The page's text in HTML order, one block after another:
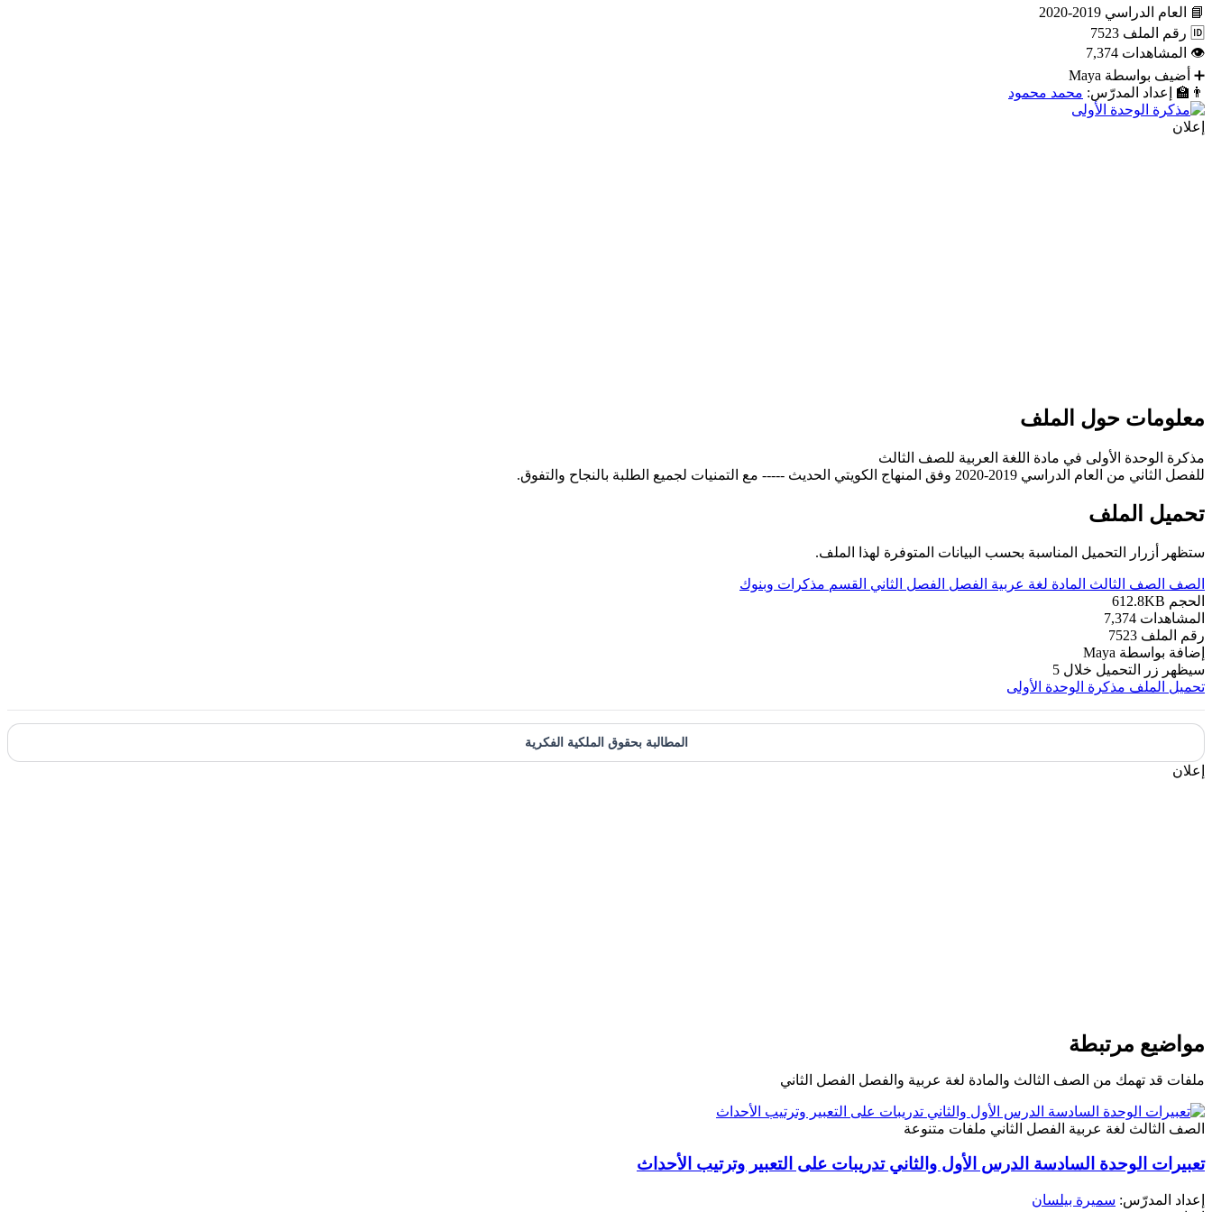
📘 العام الدراسي 2019-2020
🆔 رقم الملف 7523
👁 المشاهدات 7,374
➕ أضيف بواسطة Maya
👨‍🏫
إعداد المدرّس: محمد محمود
إعلان
معلومات حول الملف
مذكرة الوحدة الأولى في مادة اللغة العربية للصف الثالث
للفصل الثاني من العام الدراسي 2019-2020 وفق المنهاج الكويتي الحديث ----- مع التمنيات لجميع الطلبة بالنجاح والتفوق.
تحميل الملف
ستظهر أزرار التحميل المناسبة بحسب البيانات المتوفرة لهذا الملف.
الصف الصف الثالث المادة لغة عربية الفصل الفصل الثاني القسم مذكرات وبنوك
الحجم 612.8KB
المشاهدات 7,374
رقم الملف 7523
إضافة بواسطة Maya
سيظهر زر التحميل خلال 5
تحميل الملف مذكرة الوحدة الأولى
المطالبة بحقوق الملكية الفكرية
إعلان
مواضيع مرتبطة
ملفات قد تهمك من الصف الثالث والمادة لغة عربية والفصل الفصل الثاني
الصف الثالث لغة عربية الفصل الثاني ملفات متنوعة
تعبيرات الوحدة السادسة الدرس الأول والثاني تدريبات على التعبير وترتيب الأحداث
إعداد المدرّس: سميرة بيلسان